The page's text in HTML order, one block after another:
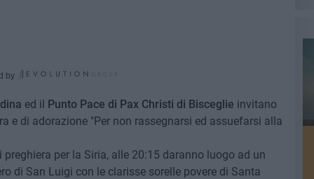
by
ed il Punto Pace di Pax Christi di Bisceglie invitano
e di adorazione "Per non rassegnarsi ed assuefarsi alla
per la Siria, alle 20:15 daranno luogo ad un
di San Luigi con le clarisse sorelle povere di Santa